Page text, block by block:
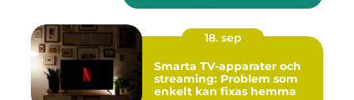
18. sep
Smarta TV-apparater och
streaming: Problem som
enkelt kan fixas hemma